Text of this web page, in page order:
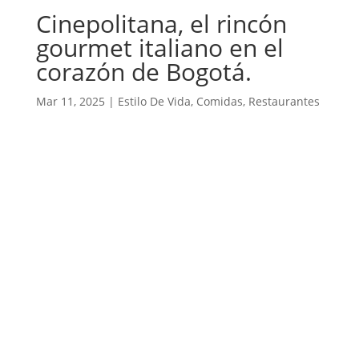
Cinepolitana, el rincón
gourmet italiano en el
corazón de Bogotá.
Mar 11, 2025 | Estilo De Vida, Comidas, Restaurantes